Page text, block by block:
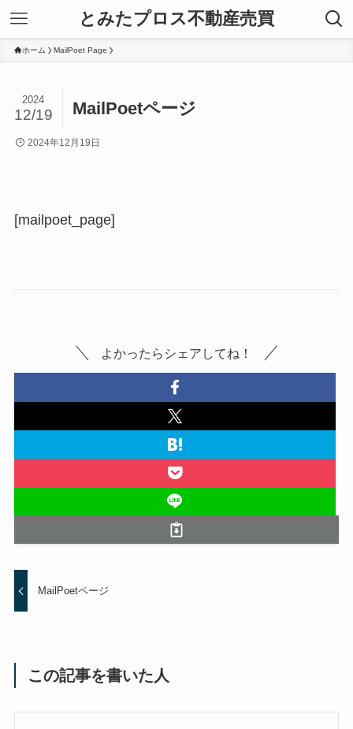
とみたプロス不動産売買
ホーム MailPoet Page
MailPoetページ
2024
12/19
2024年12月19日
[mailpoet_page]
よかったらシェアしてね！
MailPoetページ
この記事を書いた人